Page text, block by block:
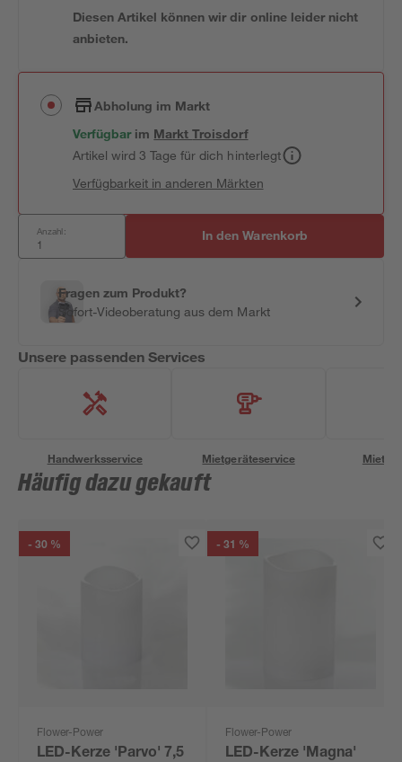
Diesen Artikel können wir dir online leider nicht
anbieten.
Abholung im Markt
Verfügbar im MarktTroisdorf
Artikel wird 3 Tage für dich hinterlegt
Verfügbarkeit in anderen Märkten
Anzahl: In den Warenkorb
Fragen zum Produkt?
Sofort-Videoberatung aus dem Markt
Unsere passenden Services
Handwerksservice Mietgeräteservice
Häufig dazu gekauft
- 30 %
Flower-Power
LED-Kerze 'Parvo' 7,5
- 31 %
Flower-Power
LED-Kerze 'Magna'